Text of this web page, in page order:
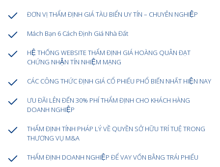
ĐƠN VỊ THẨM ĐỊNH GIÁ TÀU BIỂN UY TÍN – CHUYÊN NGHIỆP
Mách Bạn 6 Cách Định Giá Nhà Đất
HỆ THỐNG WEBSITE THẨM ĐỊNH GIÁ HOÀNG QUÂN ĐẠT
CHỨNG NHẬN TÍN NHIỆM MẠNG
CÁC CÔNG THỨC ĐỊNH GIÁ CỔ PHIẾU PHỔ BIẾN NHẤT HIỆN NAY
ƯU ĐÃI LÊN ĐẾN 30% PHÍ THẨM ĐỊNH CHO KHÁCH HÀNG
DOANH NGHIỆP
THẨM ĐỊNH TÍNH PHÁP LÝ VỀ QUYỀN SỞ HỮU TRÍ TUỆ TRONG
THƯƠNG VỤ M&A
THẨM ĐỊNH DOANH NGHIỆP ĐỂ VAY VỐN BẰNG TRÁI PHIẾU